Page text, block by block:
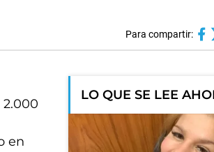
Para compartir:
en
LO QUE SE LEE